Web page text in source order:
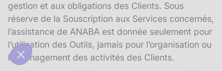
gestion et aux obligations des Clients. Sous
réserve de la Souscription aux Services concernés,
l’assistance de ANABA est donnée seulement pour
l’utilisation des Outils, jamais pour l’organisation ou
le management des activités des Clients.